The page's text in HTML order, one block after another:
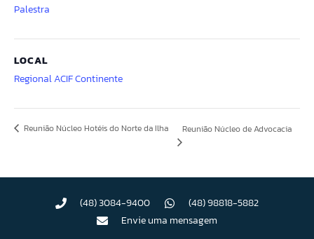
Palestra
LOCAL
Regional ACIF Continente
Reunião Núcleo Hotéis do Norte da Ilha Reunião Núcleo de Advocacia
(48) 3084-9400
(48) 98818-5882
Envie uma mensagem